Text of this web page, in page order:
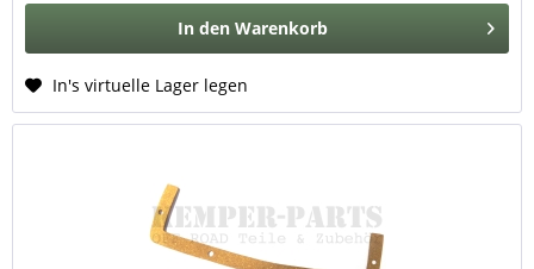
In den Warenkorb
In's virtuelle Lager legen